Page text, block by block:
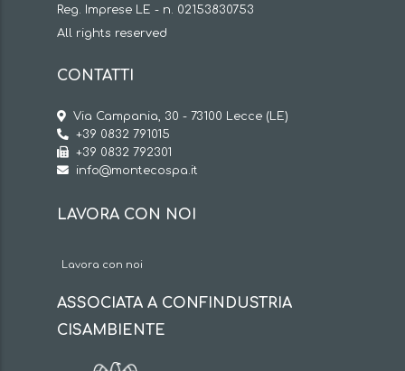
Reg. Imprese LE - n. 02153830753
All rights reserved
CONTATTI
Via Campania, 30 - 73100 Lecce (LE)
+39 0832 791015
+39 0832 792301
info@montecospa.it
LAVORA CON NOI
Lavora con noi
ASSOCIATA A CONFINDUSTRIA
CISAMBIENTE